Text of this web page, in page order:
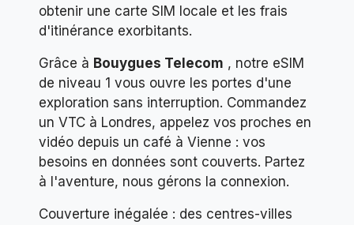
obtenir une carte SIM locale et les frais
d'itinérance exorbitants.
Grâce à Bouygues Telecom , notre eSIM
de niveau 1 vous ouvre les portes d'une
exploration sans interruption. Commandez
un VTC à Londres, appelez vos proches en
vidéo depuis un café à Vienne : vos
besoins en données sont couverts. Partez
à l'aventure, nous gérons la connexion.
Couverture inégalée : des centres-villes